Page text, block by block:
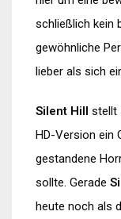
schließlich kein
gewöhnliche
lieber als sich
Silent Hill stellt
HD-Version ein
gestandene
sollte. Gerade
heute noch als